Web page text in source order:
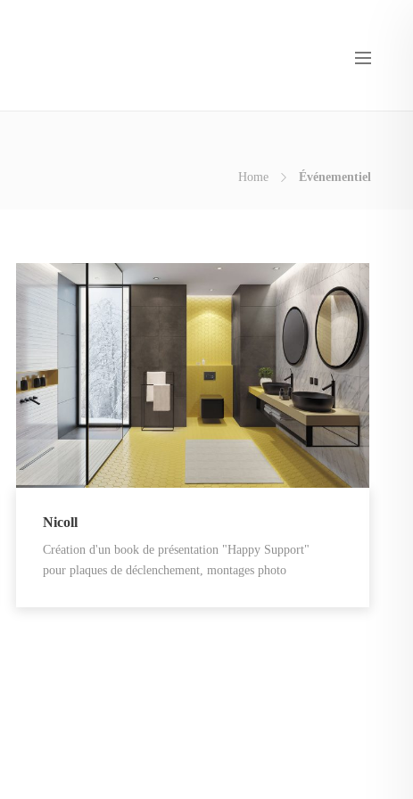
Home Événementiel
Nicoll
Création d'un book de présentation "Happy Support"
pour plaques de déclenchement, montages photo